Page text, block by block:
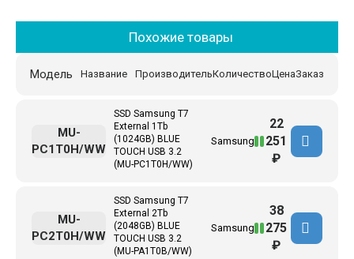
Похожие товары
Название Производитель
Модель КоличествоЦенаЗаказ
SSD Samsung T7
External 1Tb
(1024GB) BLUE
TOUCH USB 3.2
(MU-PC1T0H/WW)
Samsung
MU-
PC1T0H/WW
22
251
₽
SSD Samsung T7
External 2Tb
(2048GB) BLUE
TOUCH USB 3.2
(MU-PA1T0B/WW)
Samsung
MU-
PC2T0H/WW
38
275
₽